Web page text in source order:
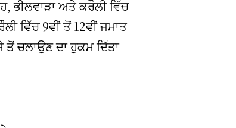
ਭੀਲਵਾੜਾ ਅਤੇ ਕਰੌਲੀ ਵਿੱਚ
ਵਿੱਚ 9ਵੀਂ ਤੋਂ 12ਵੀਂ ਜਮਾਤ
ਚਲਾਉਣ ਦਾ ਹੁਕਮ ਦਿੱਤਾ